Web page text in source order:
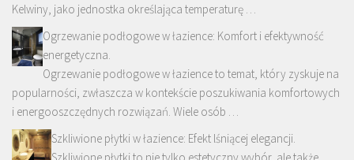
Kelwiny, jako jednostka określająca temperaturę …
Ogrzewanie podłogowe w łazience: Komfort i efektywność
energetyczna.
Ogrzewanie podłogowe w łazience to temat, który zyskuje na
popularności, zwłaszcza w kontekście poszukiwania komfortowych
i energooszczędnych rozwiązań. Wiele osób …
Szkliwione płytki w łazience: Efekt lśniącej elegancji.
Szkliwione płytki to nie tylko estetyczny wybór, ale także